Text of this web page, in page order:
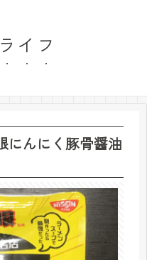
イフ
にんにく豚骨醤油